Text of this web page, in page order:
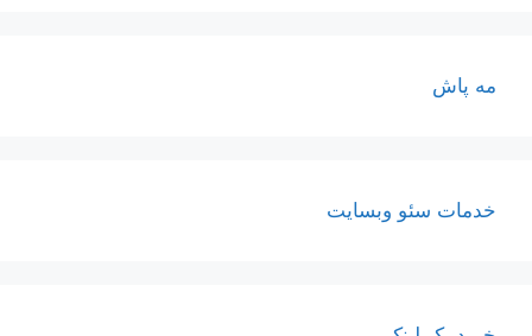
مه پاش
خدمات سئو وبسایت